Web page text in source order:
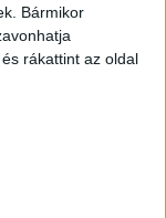
Bármikor
rákattint az oldal